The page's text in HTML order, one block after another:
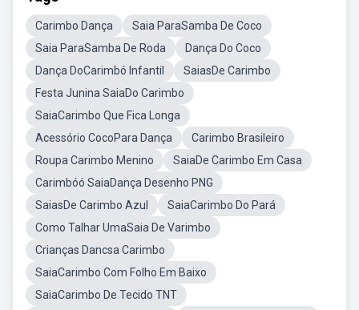
Carimbo Dança
Saia ParaSamba De Coco
Saia ParaSamba De Roda
Dança Do Coco
Dança DoCarimbó Infantil
SaiasDe Carimbo
Festa Junina SaiaDo Carimbo
SaiaCarimbo Que Fica Longa
Acessório CocoPara Dança
Carimbo Brasileiro
Roupa Carimbo Menino
SaiaDe Carimbo Em Casa
Carimbóó SaiaDança Desenho PNG
SaiasDe Carimbo Azul
SaiaCarimbo Do Pará
Como Talhar UmaSaia De Varimbo
Crianças Dancsa Carimbo
SaiaCarimbo Com Folho Em Baixo
SaiaCarimbo De Tecido TNT